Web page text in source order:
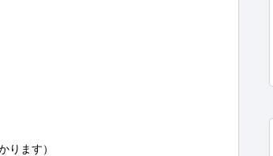
ります）